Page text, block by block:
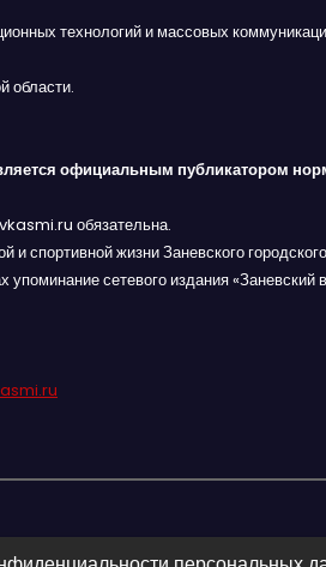
технологий и массовых
области.
официальным публикатором
обязательна.
спортивной жизни Заневского
сетевого издания «Заневский